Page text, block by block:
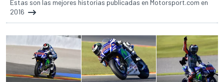
Estas son las mejores historias publicadas en Motorsport.com en
2016